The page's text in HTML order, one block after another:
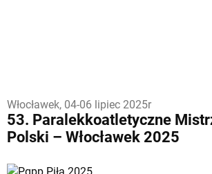
Włocławek, 04-06 lipiec 2025r
53. Paralekkoatletyczne
Polski – Włocławek 2025